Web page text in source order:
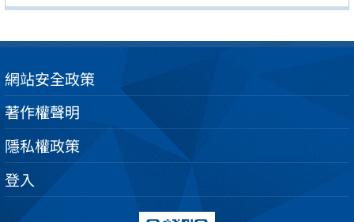
網站安全政策
著作權聲明
隱私權政策
登入